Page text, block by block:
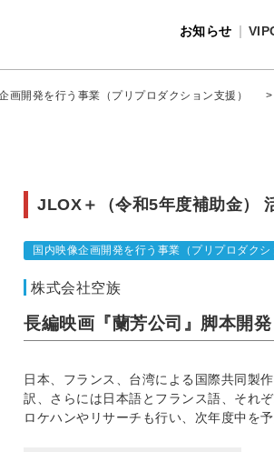
お知らせ
画開発を行う事業（プリプロダクション支援） >
JLOX＋（令和5年度補助金）
国内映像企画開発を行う事業（プリプロダクシ
株式会社空族
長編映画『蘭芳公司』脚本開
日本、フランス、台湾による国際共同製
訳、さらには日本語とフランス語、それ
ロケハンやリサーチも行い、次年度中を